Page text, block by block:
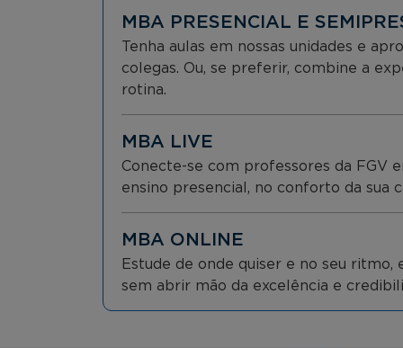
MBA PRESENCIAL E
Tenha aulas em nossas unidades e
colegas. Ou, se preferir, combine a
rotina.
MBA LIVE
Conecte-se com professores da FGV
ensino presencial, no conforto da sua
MBA ONLINE
Estude de onde quiser e no seu
sem abrir mão da excelência e